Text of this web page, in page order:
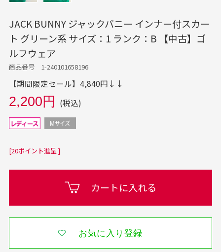
JACK BUNNY ジャックバニー インナー付スカー
ト グリーン系 サイズ：1 ランク：B 【中古】ゴ
ルフウェア
商品番号 1-240101658196
【期間限定セール】4,840円↓↓
2,200円 (税込)
[20ポイント進呈 ]
カートに入れる
お気に入り登録